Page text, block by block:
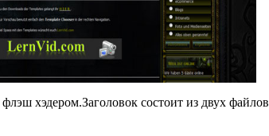
флэш хэдером.Заголовок состоит из двух файлов